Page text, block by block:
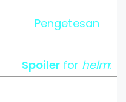
Pengetesan
Spoilerfor helm: